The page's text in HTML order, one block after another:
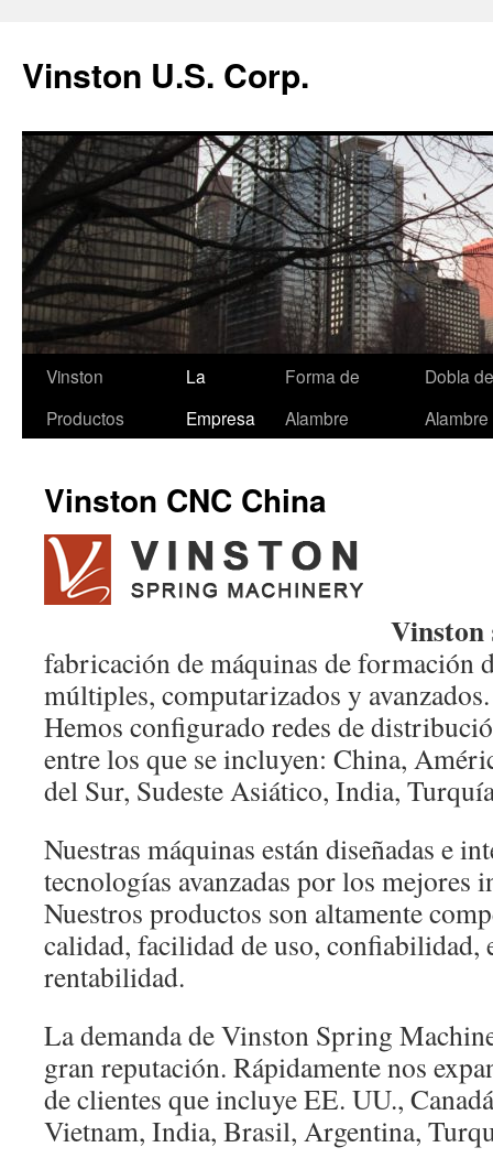
Vinston U.S. Corp.
Saltar
Vinston
Productos
La
Empresa
Forma de
Alambre
Dobla de
Alambre
Vinston CNC China
Vinston
fabricación de máquinas de formación
múltiples, computarizados y avanzados.
Hemos configurado redes de
entre los que se incluyen: China,
del Sur, Sudeste Asiático, India,
Nuestras máquinas están diseñadas e
tecnologías avanzadas por los mejores
Nuestros productos son altamente
calidad, facilidad de uso, confiabilidad,
rentabilidad.
La demanda de Vinston Spring
gran reputación. Rápidamente nos
de clientes que incluye EE. UU.,
Vietnam, India, Brasil, Argentina,